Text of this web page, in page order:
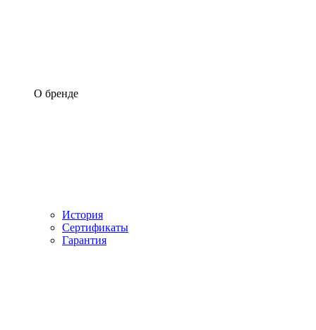
О бренде
История
Сертификаты
Гарантия